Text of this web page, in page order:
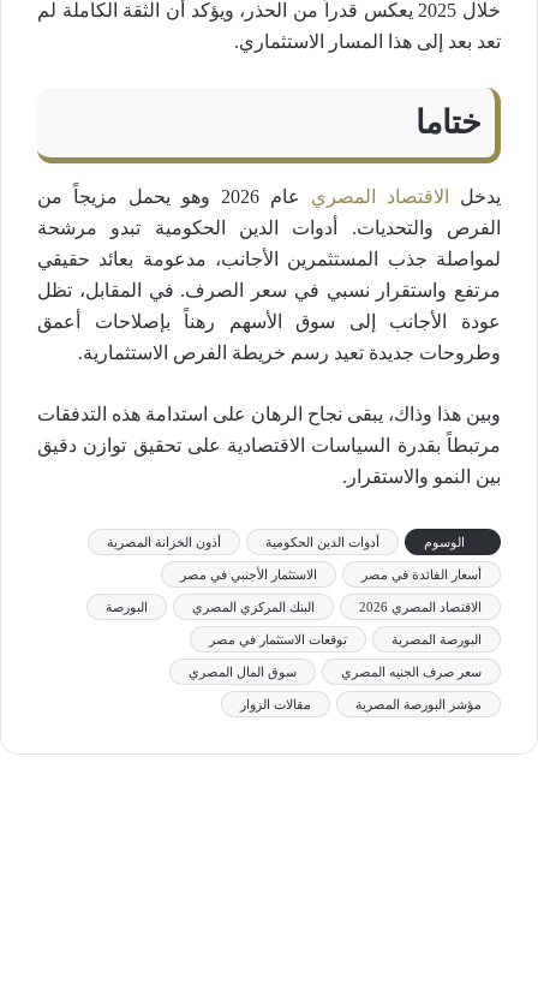
خلال 2025 يعكس قدراً من الحذر، ويؤكد أن الثقة الكاملة لم
تعد بعد إلى هذا المسار الاستثماري.
ختاما
يدخل الاقتصاد المصري
عام 2026 وهو يحمل مزيجاً من
الفرص والتحديات. أدوات الدين الحكومية تبدو مرشحة
لمواصلة جذب المستثمرين الأجانب، مدعومة بعائد حقيقي
مرتفع واستقرار نسبي في سعر الصرف. في المقابل، تظل
عودة الأجانب إلى سوق الأسهم رهناً بإصلاحات أعمق
وطروحات جديدة تعيد رسم خريطة الفرص الاستثمارية.
وبين هذا وذاك، يبقى نجاح الرهان على استدامة هذه التدفقات
مرتبطاً بقدرة السياسات الاقتصادية على تحقيق توازن دقيق
بين النمو والاستقرار.
الوسوم أدوات الدين الحكومية أذون الخزانة المصرية
أسعار الفائدة في مصر الاستثمار الأجنبي في مصر
الاقتصاد المصري 2026 البنك المركزي المصري البورصة
البورصة المصرية توقعات الاستثمار في مصر
سعر صرف الجنيه المصري سوق المال المصري
مؤشر البورصة المصرية مقالات الزوار